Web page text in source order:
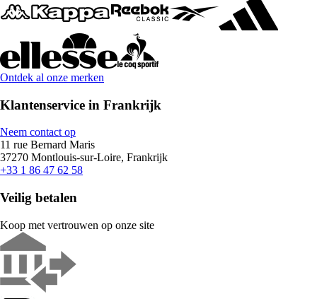
Ontdek al onze merken
Klantenservice in Frankrijk
Neem contact op
11 rue Bernard Maris
37270 Montlouis-sur-Loire, Frankrijk
+33 1 86 47 62 58
Veilig betalen
Koop met vertrouwen op onze site